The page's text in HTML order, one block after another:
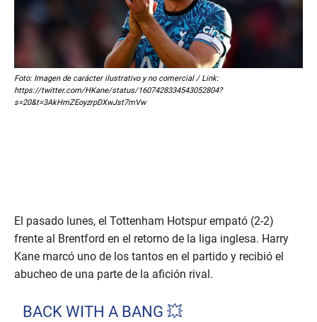
Foto: Imagen de carácter ilustrativo y no comercial / Link:
https://twitter.com/HKane/status/1607428334543052804?
s=20&t=3AkHmZEoyzrpDXwJst7mVw
El pasado lunes, el Tottenham Hotspur empató (2-2)
frente al Brentford en el retorno de la liga inglesa. Harry
Kane marcó uno de los tantos en el partido y recibió el
abucheo de una parte de la afición rival.
BACK WITH A BANG 💥